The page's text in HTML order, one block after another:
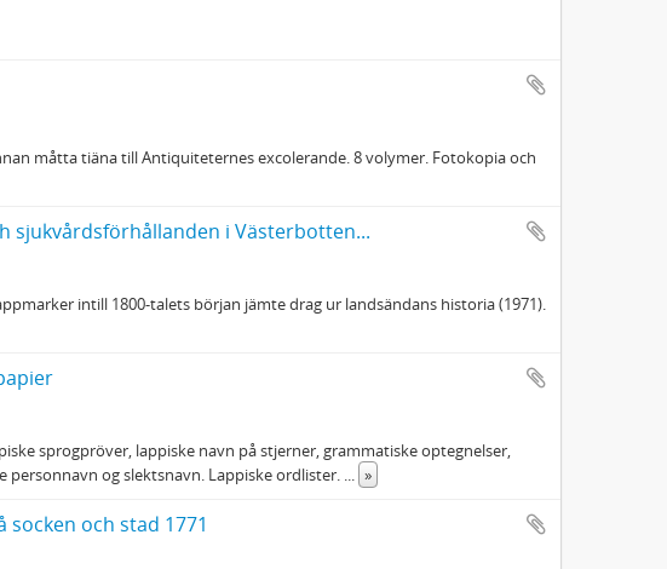
måtta tiäna till Antiquiteternes excolerande. 8 volymer. Fotokopia och
sjukvårdsförhållanden i Västerbotten...
intill 1800-talets början jämte drag ur landsändans historia (1971).
sprogpröver, lappiske navn på stjerner, grammatiske optegnelser,
og slektsnavn. Lappiske ordlister.
»
socken och stad 1771